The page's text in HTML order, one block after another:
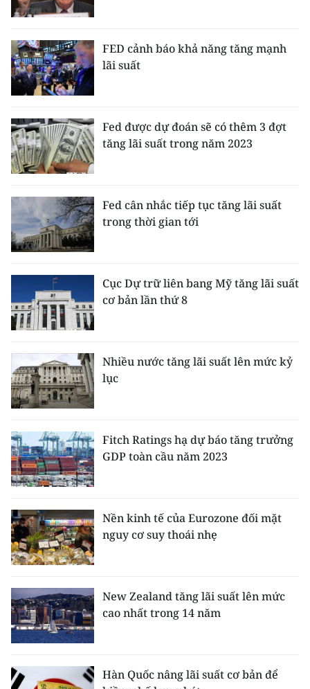
VỀ BÁO NHÂN DÂN
THỜI NAY
NHÂN DÂN HẰNG THÁNG
MUA BÁO
ĐỌC BÁO IN
ENGLISH
FRANÇAIS
ESPAÑOL
FED cảnh báo khả năng tăng mạnh
lãi suất
Fed được dự đoán sẽ có thêm 3 đợt
tăng lãi suất trong năm 2023
Fed cân nhắc tiếp tục tăng lãi suất
trong thời gian tới
Cục Dự trữ liên bang Mỹ tăng lãi suất
cơ bản lần thứ 8
Nhiều nước tăng lãi suất lên mức kỷ
lục
Fitch Ratings hạ dự báo tăng trưởng
GDP toàn cầu năm 2023
Nền kinh tế của Eurozone đối mặt
nguy cơ suy thoái nhẹ
New Zealand tăng lãi suất lên mức
cao nhất trong 14 năm
Hàn Quốc nâng lãi suất cơ bản để